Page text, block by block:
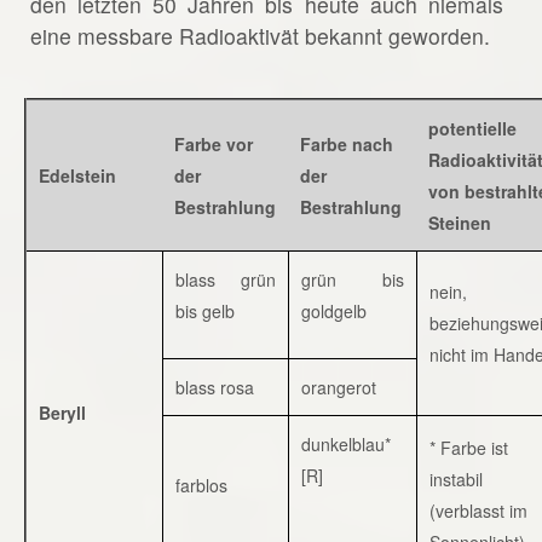
eine messbare Radioaktivät bekannt geworden.
Edelstein
Farbe vor
der
Bestrahlung
Farbe nach
der
Bestrahlung
potentielle
Radioaktivität
von
Steinen
Beryll
blass grün
bis gelb
grün bis
goldgelb
nein,
nicht im
blass rosa
orangerot
farblos
dunkelblau*
[R]
* Farbe ist
instabil
(verblasst im